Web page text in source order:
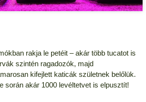
rakja le petéit – akár több tucatot is
szintén ragadozók, majd
kifejlett katicák születnek belőlük.
során akár 1000 levéltetvet is elpusztít!